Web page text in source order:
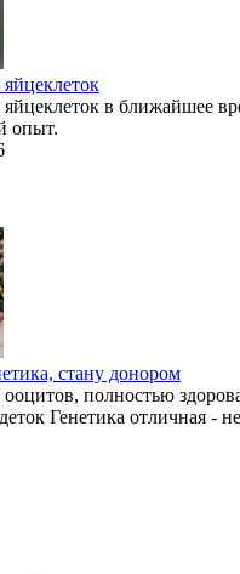
в ближайшее
опыт.
стану донором
полностью
Генетика отличная -